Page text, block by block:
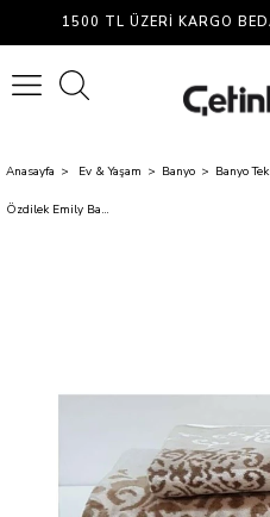
1500 TL ÜZERI KARGO
Anasayfa Ev & Yaşam Banyo Banyo
Özdilek Emily Banyo Havlu 100X150 Kahve